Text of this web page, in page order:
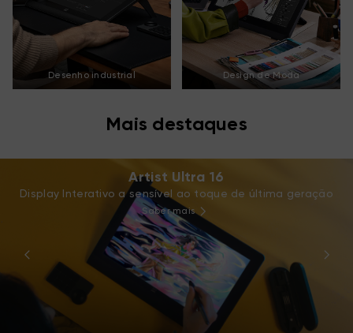
Desenho industrial Design de Moda
Mais destaques
De volta ao Futuro, Crie Agora!
Vídeo de mash-up do 20º aniversário
Saber mais